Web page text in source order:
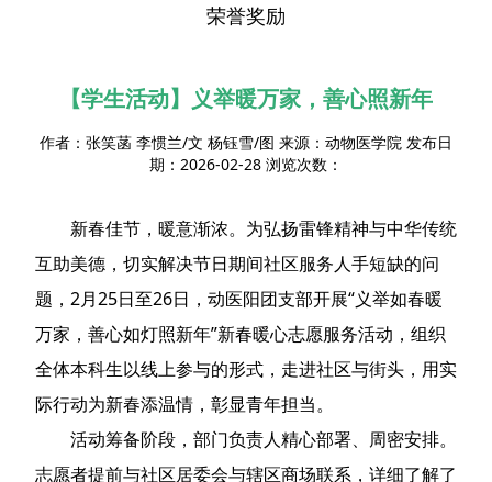
荣誉奖励
【学生活动】义举暖万家，善心照新年
作者：张笑菡 李惯兰/文 杨钰雪/图 来源：动物医学院 发布日
期：2026-02-28 浏览次数：
新春佳节，暖意渐浓。为弘扬雷锋精神与中华传统
互助美德，切实解决节日期间社区服务人手短缺的问
题，2月25日至26日，动医阳团支部开展“义举如春暖
万家，善心如灯照新年”新春暖心志愿服务活动，组织
全体本科生以线上参与的形式，走进社区与街头，用实
际行动为新春添温情，彰显青年担当。
活动筹备阶段，部门负责人精心部署、周密安排。
志愿者提前与社区居委会与辖区商场联系，详细了解了